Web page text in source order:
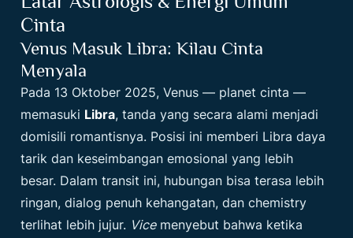
Cinta
Venus Masuk Libra: Kilau Cinta
Menyala
Pada 13 Oktober 2025, Venus — planet cinta —
memasuki Libra, tanda yang secara alami menjadi
domisili romantisnya. Posisi ini memberi Libra daya
tarik dan keseimbangan emosional yang lebih
besar. Dalam transit ini, hubungan bisa terasa lebih
ringan, dialog penuh kehangatan, dan chemistry
terlihat lebih jujur. Vicemenyebut bahwa ketika